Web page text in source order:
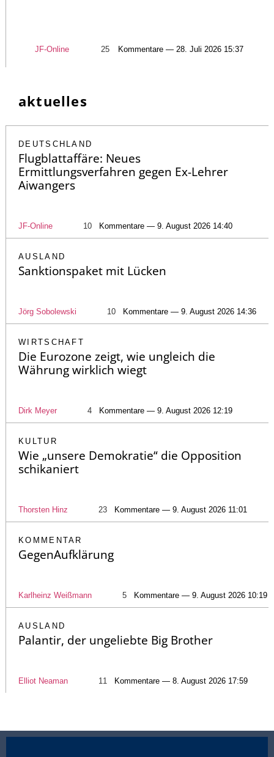
JF-Online 25 Kommentare — 28. Juli 2026 15:37
aktuelles
DEUTSCHLAND
Flugblattaffäre: Neues
Ermittlungsverfahren gegen Ex-Lehrer
Aiwangers
JF-Online 10 Kommentare — 9. August 2026 14:40
AUSLAND
Sanktionspaket mit Lücken
Jörg Sobolewski 10 Kommentare — 9. August 2026 14:36
WIRTSCHAFT
Die Eurozone zeigt, wie ungleich die
Währung wirklich wiegt
Dirk Meyer 4 Kommentare — 9. August 2026 12:19
KULTUR
Wie „unsere Demokratie“ die Opposition
schikaniert
Thorsten Hinz 23 Kommentare — 9. August 2026 11:01
KOMMENTAR
GegenAufklärung
Karlheinz Weißmann 5 Kommentare — 9. August 2026 10:19
AUSLAND
Palantir, der ungeliebte Big Brother
Elliot Neaman 11 Kommentare — 8. August 2026 17:59